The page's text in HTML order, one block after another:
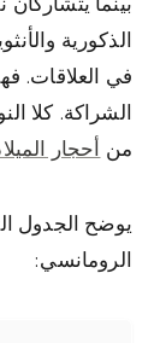
بينما
الذكورية
في العلاقات.
الشراكة. كلا
منأحجار الميلاد
يوضح الجدول
الرومانسي: